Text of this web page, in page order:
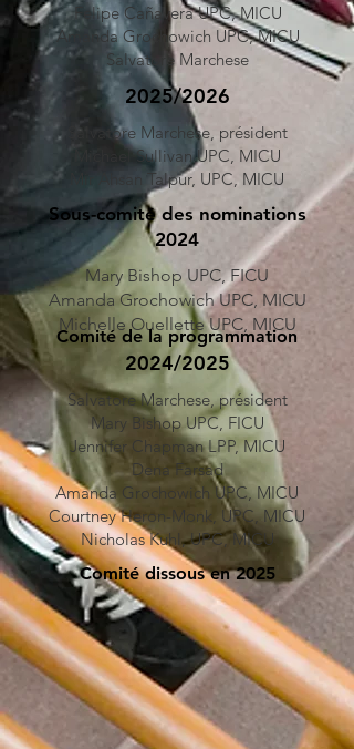
Felipe CañaveraUPC, MICU
Amanda Grochowich UPC, MICU
Salvatore Marchese
2025/2026
Salvatore Marchese, président
Michael Sullivan UPC, MICU
Mir Ahsan Talpur, UPC, MICU
Sous-comité des nominations
2024
Mary Bishop UPC, FICU
Amanda Grochowich UPC, MICU
Michelle Ouellette UPC, MICU
Comité de la programmation
2024/2025
Salvatore Marchese, président
Mary Bishop UPC, FICU
Jennifer Chapman LPP, MICU
Dena Farsad
Amanda Grochowich UPC, MICU
Courtney Heron-Monk, UPC, MICU
Nicholas Kuhl, UPC, MICU
Comité dissous en 2025